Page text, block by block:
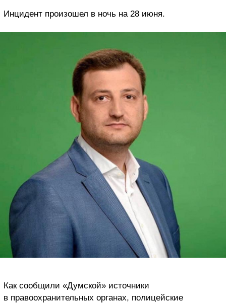
Инцидент произошел в ночь на 28 июня.
Как сообщили «Думской» источники
в правоохранительных органах, полицейские